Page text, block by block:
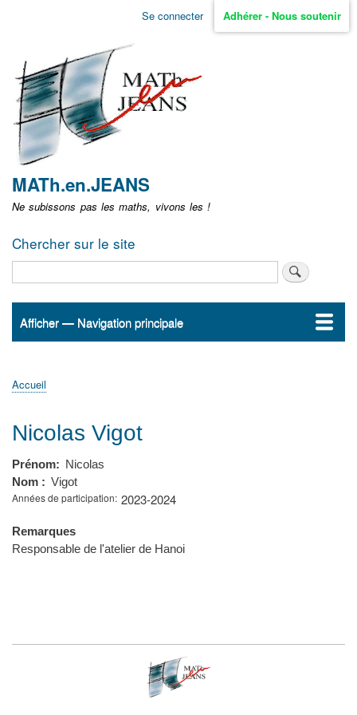
Aller
non
identifié
Se connecter Adhérer - Nous soutenir
MATh.en.JEANS
Ne subissons pas les maths, vivons les !
Chercher sur le site
Navigation
Afficher — Navigation principale
Accueil
ActualitésMATh.en.JEANS ?
Régions et Ateliers
Créer, gérer un atelier
Sujets/Publications
Congrès
d'Ariane
Accueil
Nicolas Vigot
Prénom
Nicolas
Nom
Vigot
Années de participation 2023-2024
Remarques
Responsable de l'atelier de Hanoi